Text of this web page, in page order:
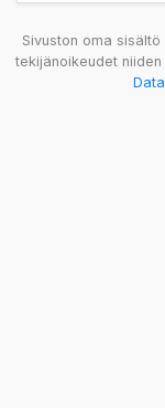
Sivuston oma
tekijänoikeudet